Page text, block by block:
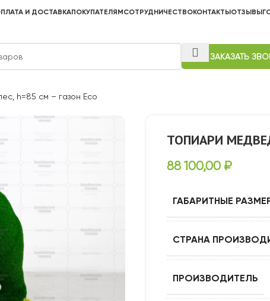
И ДОСТАВКАПОКУПАТЕЛЯМСОТРУДНИЧЕСТВОКОНТАКТЫОТЗЫВЫ
ЗАКАЗАТЬ
h=85 см – газон Есо
ТОПИАРИ
88 100,00 ₽
ГАБАРИТНЫЕ
СТРАНА
ПРОИЗВОДИТЕЛЬ